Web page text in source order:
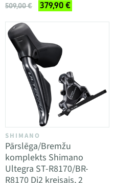
509,00 € 379,90 €
SHIMANO
Pārslēga/Bremžu
komplekts Shimano
Ultegra ST-R8170/BR-
R8170 Di2 kreisais, 2